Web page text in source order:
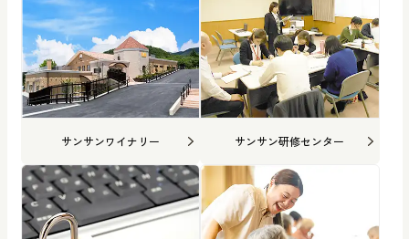
サンサンワイナリー サンサン研修センター